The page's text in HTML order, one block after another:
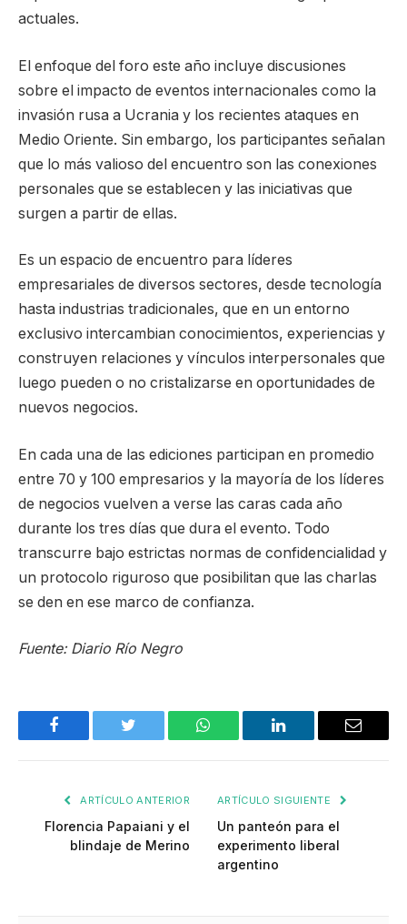
actuales.
El enfoque del foro este año incluye discusiones
sobre el impacto de eventos internacionales como la
invasión rusa a Ucrania y los recientes ataques en
Medio Oriente. Sin embargo, los participantes señalan
que lo más valioso del encuentro son las conexiones
personales que se establecen y las iniciativas que
surgen a partir de ellas.
Es un espacio de encuentro para líderes
empresariales de diversos sectores, desde tecnología
hasta industrias tradicionales, que en un entorno
exclusivo intercambian conocimientos, experiencias y
construyen relaciones y vínculos interpersonales que
luego pueden o no cristalizarse en oportunidades de
nuevos negocios.
En cada una de las ediciones participan en promedio
entre 70 y 100 empresarios y la mayoría de los líderes
de negocios vuelven a verse las caras cada año
durante los tres días que dura el evento. Todo
transcurre bajo estrictas normas de confidencialidad y
un protocolo riguroso que posibilitan que las charlas
se den en ese marco de confianza.
Fuente: Diario Río Negro
Facebook Twitter WhatsApp LinkedIn Email
ARTÍCULO ANTERIOR
Florencia Papaiani y el
blindaje de Merino
ARTÍCULO SIGUIENTE
Un panteón para el
experimento liberal
argentino